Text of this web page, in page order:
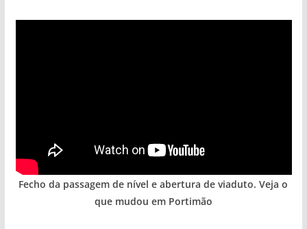
Fecho da passagem de nível e abertura de viaduto. Veja o
que mudou em Portimão